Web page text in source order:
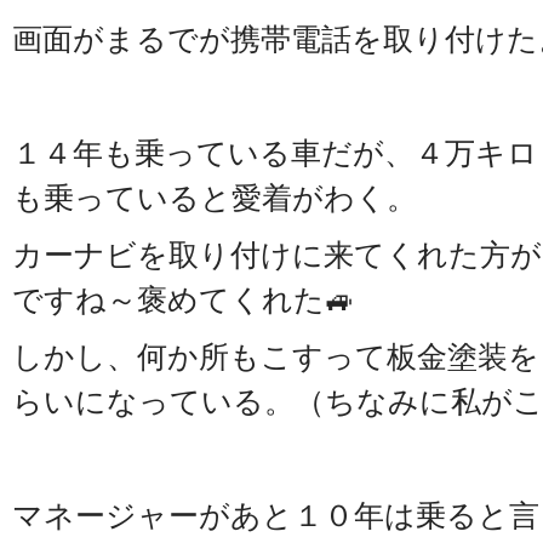
画面がまるでが携帯電話を取り付け
１４年も乗っている車だが、４万キ
も乗っていると愛着がわく。
カーナビを取り付けに来てくれた方
ですね～褒めてくれた🚙
しかし、何か所もこすって板金塗装
らいになっている。（ちなみに私が
マネージャーがあと１０年は乗ると